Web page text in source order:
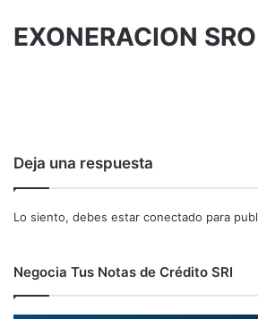
EXONERACION
Deja una respuesta
Lo siento, debes estar conectado para
Negocia Tus Notas de Crédito SRI